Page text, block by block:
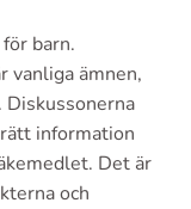
barn.
vanliga ämnen,
information
Det är
och